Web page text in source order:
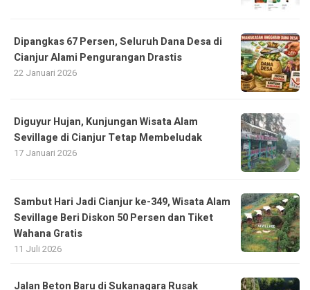
Dipangkas 67 Persen, Seluruh Dana Desa di
Cianjur Alami Pengurangan Drastis
22 Januari 2026
Diguyur Hujan, Kunjungan Wisata Alam
Sevillage di Cianjur Tetap Membeludak
17 Januari 2026
Sambut Hari Jadi Cianjur ke-349, Wisata Alam
Sevillage Beri Diskon 50 Persen dan Tiket
Wahana Gratis
11 Juli 2026
Jalan Beton Baru di Sukanagara Rusak